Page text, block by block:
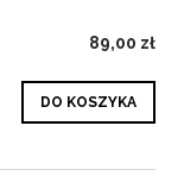
89,00 zł
DO KOSZYKA